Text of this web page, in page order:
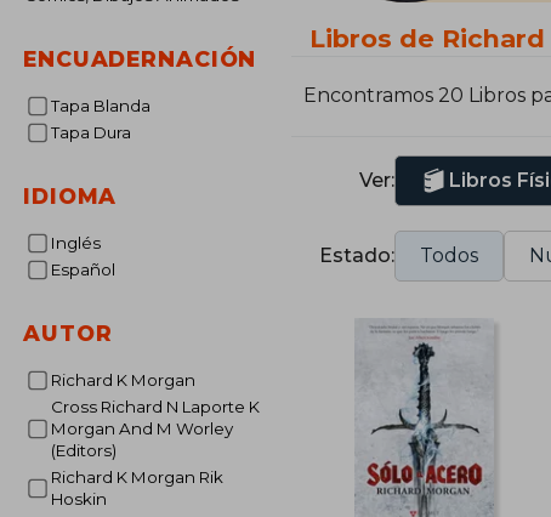
ENCUADERNACIÓN
Tapa Blanda
Tapa Dura
IDIOMA
Inglés
Español
AUTOR
Richard K Morgan
Cross Richard N Laporte K
Morgan And M Worley
(Editors)
Richard K Morgan Rik
Hoskin
Libros de
Encontramos 20 Libros
Ver: Libros
Estado: Todos